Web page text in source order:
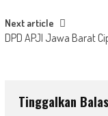
Next article
DPD APJI Jawa Barat
Tinggalkan